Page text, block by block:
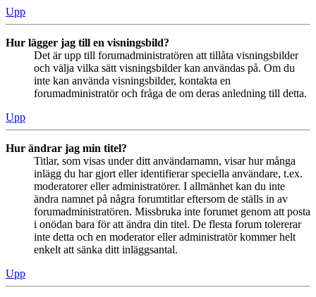
Upp
Hur lägger jag till en visningsbild?
Det är upp till forumadministratören att tillåta visningsbilder
och välja vilka sätt visningsbilder kan användas på. Om du
inte kan använda visningsbilder, kontakta en
forumadministratör och fråga de om deras anledning till detta.
Upp
Hur ändrar jag min titel?
Titlar, som visas under ditt användarnamn, visar hur många
inlägg du har gjort eller identifierar speciella användare, t.ex.
moderatorer eller administratörer. I allmänhet kan du inte
ändra namnet på några forumtitlar eftersom de ställs in av
forumadministratören. Missbruka inte forumet genom att posta
i onödan bara för att ändra din titel. De flesta forum tolererar
inte detta och en moderator eller administratör kommer helt
enkelt att sänka ditt inläggsantal.
Upp